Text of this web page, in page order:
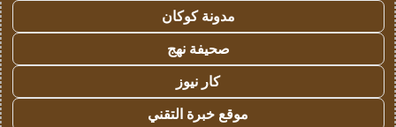
مدونة كوكان
صحيفة نهج
كار نيوز
موقع خبرة التقني